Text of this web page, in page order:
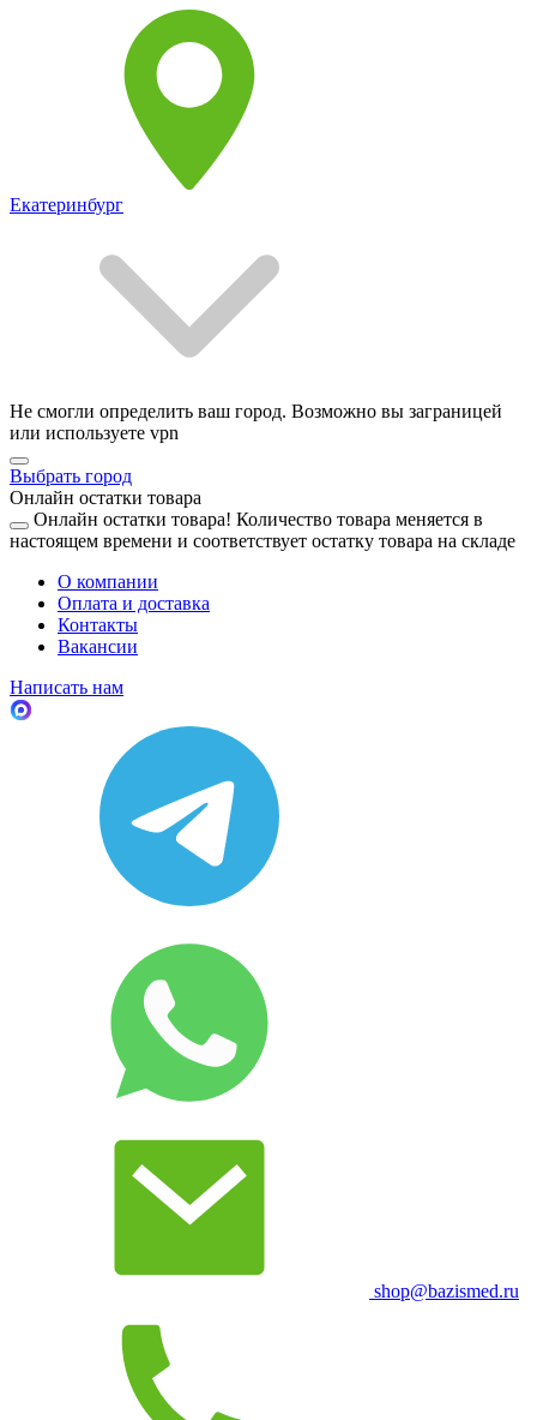
Екатеринбург
Не смогли определить ваш город. Возможно вы заграницей
или используете vpn
Выбрать город
Онлайн остатки товара
Онлайн остатки товара! Количество товара меняется в
настоящем времени и соответствует остатку товара на складе
О компании
Оплата и доставка
Контакты
Вакансии
Написать нам
shop@bazismed.ru